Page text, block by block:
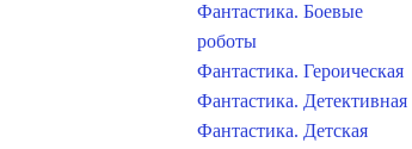
Фантастика. Боевые
роботы
Фантастика. Героическая
Фантастика. Детективная
Фантастика. Детская